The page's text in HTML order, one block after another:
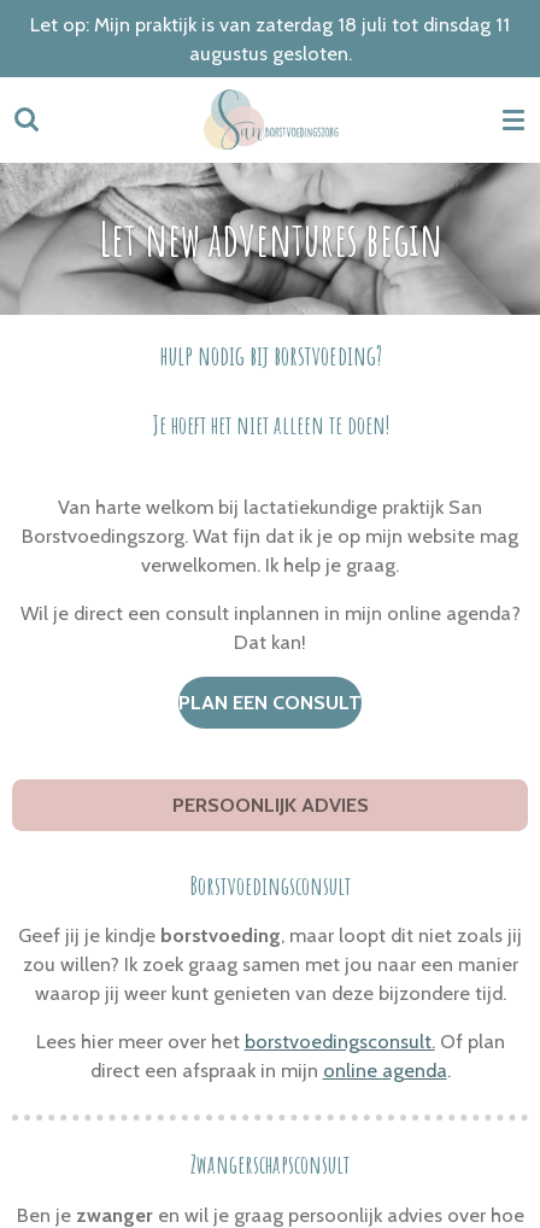
Ga
naar
de
Let op: Mijn praktijk is van zaterdag 18 juli tot dinsdag 11
augustus gesloten.
Let new adventures begin
hulp nodig bij borstvoeding?
Je hoeft het niet alleen te doen!
Van harte welkom bij lactatiekundige praktijk San
Borstvoedingszorg. Wat fijn dat ik je op mijn website mag
verwelkomen. Ik help je graag.
Wil je direct een consult inplannen in mijn online agenda?
Dat kan!
PLAN EEN CONSULT
PERSOONLIJK ADVIES
Borstvoedingsconsult
Geef jij je kindje borstvoeding, maar loopt dit niet zoals jij
zou willen? Ik zoek graag samen met jou naar een manier
waarop jij weer kunt genieten van deze bijzondere tijd.
Lees hier meer over het borstvoedingsconsult.Of plan
direct een afspraak in mijn online agenda.
Zwangerschapsconsult
Ben je zwangeren wil je graag persoonlijk advies over hoe